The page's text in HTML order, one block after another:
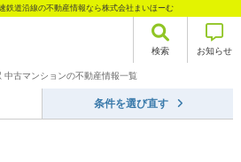
鉄道沿線の不動産情報なら株式会社まいほーむ
検索 お知らせ
中古マンションの不動産情報一覧
条件を選び直す